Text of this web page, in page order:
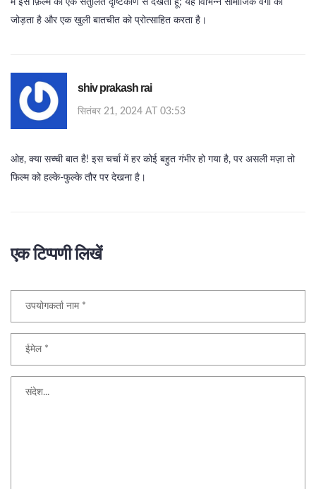
मैं इस फ़िल्म को एक संतुलित दृष्टिकोण से देखता हूँ; यह विभिन्न सामाजिक वर्गों को
जोड़ता है और एक खुली बातचीत को प्रोत्साहित करता है।
shiv prakash rai
सितंबर 21, 2024 AT 03:53
ओह, क्या सच्ची बात है! इस चर्चा में हर कोई बहुत गंभीर हो गया है, पर असली मज़ा तो
फिल्म को हल्के‑फुल्के तौर पर देखना है।
एक टिप्पणी लिखें